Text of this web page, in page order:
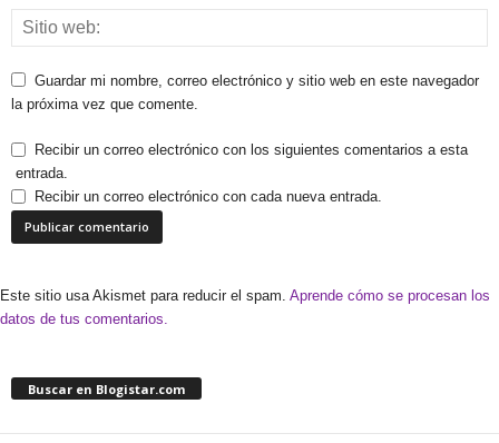
Guardar mi nombre, correo electrónico y sitio web en este navegador
la próxima vez que comente.
Recibir un correo electrónico con los siguientes comentarios a esta
entrada.
Recibir un correo electrónico con cada nueva entrada.
Este sitio usa Akismet para reducir el spam. Aprende cómo se procesan los
datos de tus comentarios.
Buscar en Blogistar.com